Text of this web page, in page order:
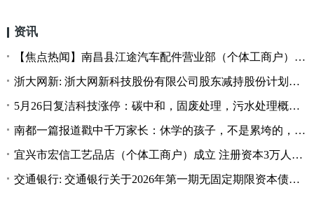
资讯
【焦点热闻】南昌县江途汽车配件营业部（个体工商户）成立 注册资本5万人民币
浙大网新: 浙大网新科技股份有限公司股东减持股份计划公告_每日播报
5月26日复洁科技涨停：碳中和，固废处理，污水处理概念热股
南都一篇报道戳中千万家长：休学的孩子，不是累垮的，是空垮的_焦点要闻
宜兴市宏信工艺品店（个体工商户）成立 注册资本3万人民币 今日热讯
交通银行: 交通银行关于2026年第一期无固定期限资本债券（债券通）发行完毕的公告